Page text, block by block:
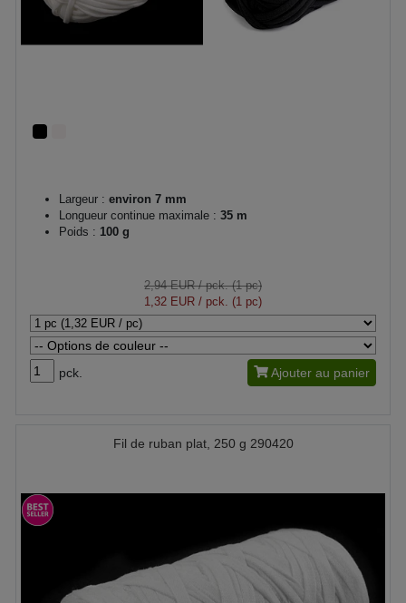
Largeur : environ 7 mm
Longueur continue maximale : 35 m
Poids : 100 g
2,94 EUR/ pck. (1 pc)
1,32 EUR / pck. (1 pc)
pck. Ajouter au panier
Fil de ruban plat, 250 g 290420